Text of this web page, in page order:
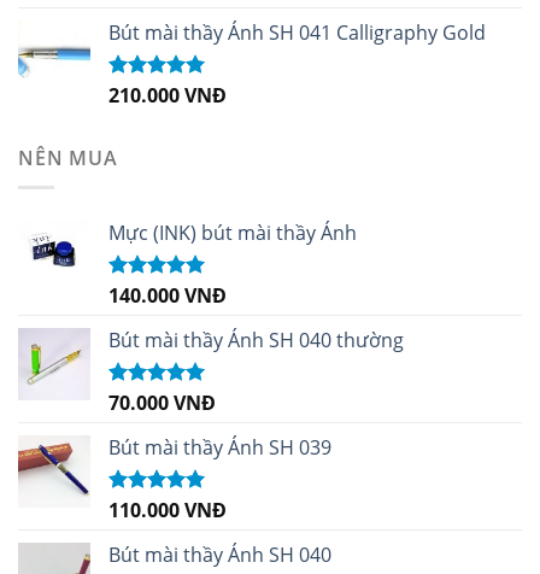
sao
Bút mài thầy Ánh SH 041 Calligraphy Gold
Được xếp
210.000VNĐ
NÊN MUA
Mực (INK) bút mài thầy Ánh
Được xếp
sao
140.000VNĐ
Bút mài thầy Ánh SH 040 thường
Được xếp
sao
70.000VNĐ
Bút mài thầy Ánh SH 039
Được xếp
sao
110.000VNĐ
Bút mài thầy Ánh SH 040